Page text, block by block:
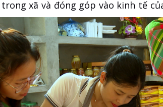
xã và đóng góp vào kinh tế